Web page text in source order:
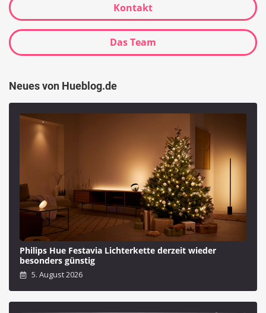
Kontakt
Das Team
Neues von Hueblog.de
Philips Hue Festavia Lichterkette derzeit wieder
besonders günstig
5. August 2026